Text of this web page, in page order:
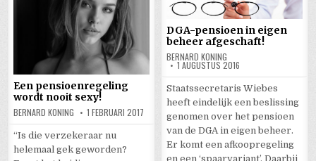
Een pensioenregeling
wordt nooit sexy!
BERNARD KONING 1 FEBRUARI 2017
“Is die verzekeraar nu
helemaal gek geworden?
DGA-pensioen in eigen
beheer afgeschaft!
BERNARD KONING
1 AUGUSTUS 2016
Staatssecretaris Wiebes
heeft eindelijk een beslissing
genomen over het pensioen
van de DGA in eigen beheer.
Er komt een afkoopregeling
en een ‘spaarvariant’. Daarbij